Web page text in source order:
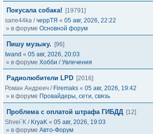
Покусала собака!
[19791]
sane44ka /черрТЯ « 05 авг, 2026, 22:22
» в форуме Основной форум
Пишу музыку.
[96]
Iwand « 05 авг, 2026, 20:03
» в форуме Хобби / Увлечения
Радиолюбители LPD [2016]
Роман Андреич / Firemaks « 05 авг, 2026, 19:42
» в форуме Провайдеры, сети, связь
Проблема с оплатой штрафа ГИБДД [12]
Shvei`K / KryaK « 05 авг, 2026, 19:03
» в форуме Авто-Форум